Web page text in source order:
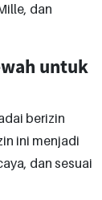
dan
untuk
berizin
ini menjadi
dan sesuai